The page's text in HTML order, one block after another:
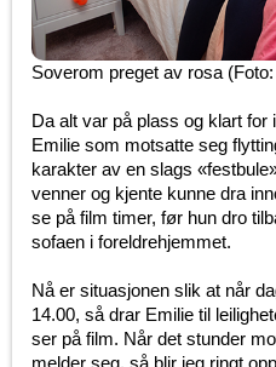
Soverom preget av rosa
Da alt var på plass og klart for
Emilie som motsatte seg
karakter av en slags
venner og kjente kunne dra
se på film timer, før hun dro
sofaen i foreldrehjemmet.
Nå er situasjonen slik at når
14.00, så drar Emilie til
ser på film. Når det stunder
melder seg, så blir jeg ringt